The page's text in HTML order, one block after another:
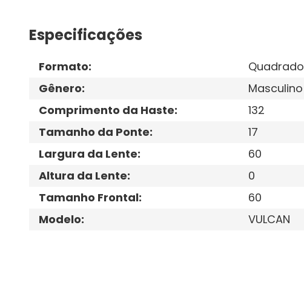
Especificações
Formato:
Quadrado
Gênero:
Masculino
Comprimento da Haste:
132
Tamanho da Ponte:
17
Largura da Lente:
60
Altura da Lente:
0
Tamanho Frontal:
60
Modelo: VULCAN